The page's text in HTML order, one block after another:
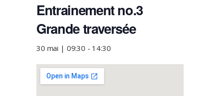
Entrainement no.3
Grande traversée
30 mai | 09:30 - 14:30